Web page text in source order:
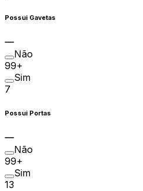
Possui Gavetas
Não
99+
Sim
7
Possui Portas
Não
99+
Sim
13